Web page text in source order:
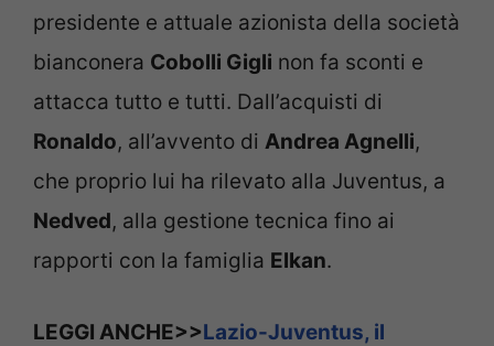
presidente e attuale azionista della società
bianconera Cobolli Gigli non fa sconti e
attacca tutto e tutti. Dall’acquisti di
Ronaldo, all’avvento di Andrea Agnelli,
che proprio lui ha rilevato alla Juventus, a
Nedved, alla gestione tecnica fino ai
rapporti con la famiglia Elkan.
LEGGI ANCHE>>Lazio-Juventus, il